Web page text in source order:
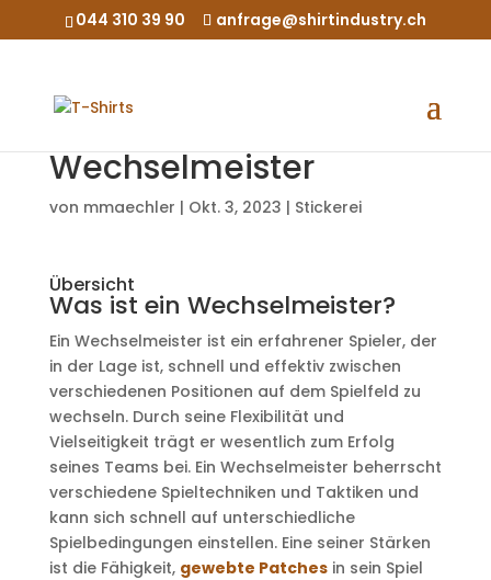
044 310 39 90 anfrage@shirtindustry.ch
Wechselmeister
von mmaechler | Okt. 3, 2023 | Stickerei
Übersicht
Was ist ein Wechselmeister?
Ein Wechselmeister ist ein erfahrener Spieler, der
in der Lage ist, schnell und effektiv zwischen
verschiedenen Positionen auf dem Spielfeld zu
wechseln. Durch seine Flexibilität und
Vielseitigkeit trägt er wesentlich zum Erfolg
seines Teams bei. Ein Wechselmeister beherrscht
verschiedene Spieltechniken und Taktiken und
kann sich schnell auf unterschiedliche
Spielbedingungen einstellen. Eine seiner Stärken
ist die Fähigkeit, gewebte Patchesin sein Spiel